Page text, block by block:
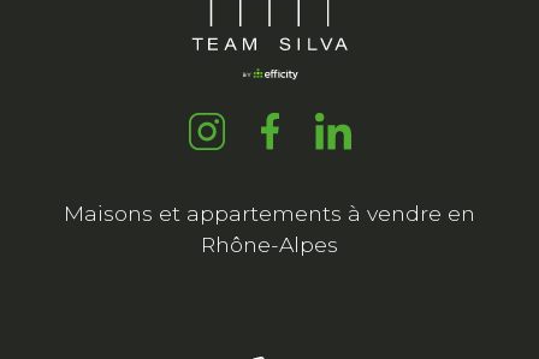
Maisons et appartements à vendre en
Rhône-Alpes